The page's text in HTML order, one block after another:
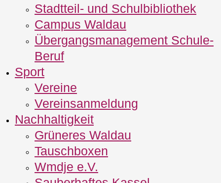
Stadtteil- und Schulbibliothek
Campus Waldau
Übergangsmanagement Schule‐
Beruf
Sport
Vereine
Vereinsanmeldung
Nachhaltigkeit
Grüneres Waldau
Tauschboxen
Wmdje e.V.